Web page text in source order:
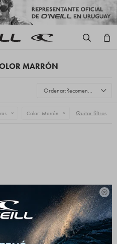

MARRÓN
Recomendados
Color: Marrón Quitar filtros